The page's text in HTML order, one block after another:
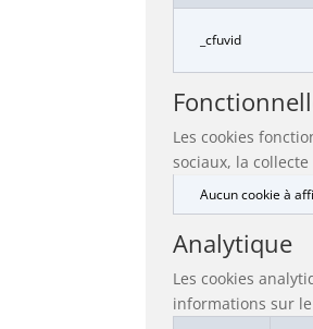
_cfuvid
Les cookies
sociaux, la
Aucun cookie à
Analytique
Les cookies
informations sur